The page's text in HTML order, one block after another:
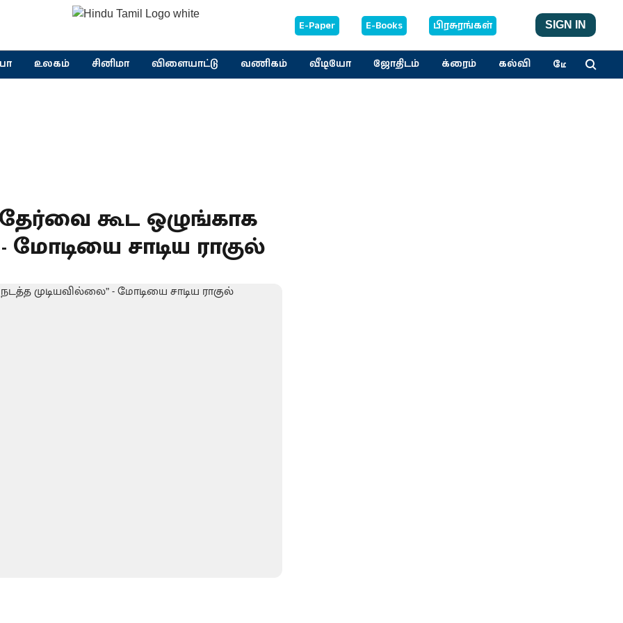
E-Paper E-Books பிரசுரங்கள் SIGN IN
உலகம் சினிமா விளையாட்டு வணிகம் வீடியோ ஜோதிடம் க்ரைம் கல்வி மேலும்
கூட ஒழுங்காக
சாடிய ராகுல்